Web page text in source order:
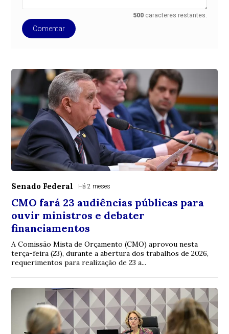
500 caracteres restantes.
Comentar
Senado Federal Há 2 meses
CMO fará 23 audiências públicas para
ouvir ministros e debater
financiamentos
A Comissão Mista de Orçamento (CMO) aprovou nesta
terça-feira (23), durante a abertura dos trabalhos de 2026,
requerimentos para realização de 23 a...